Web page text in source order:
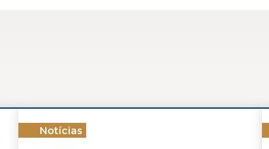
Notícias